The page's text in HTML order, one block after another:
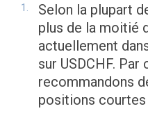
Selon la plupart
plus de la moitié
actuellement
sur USDCHF.
recommandons
positions